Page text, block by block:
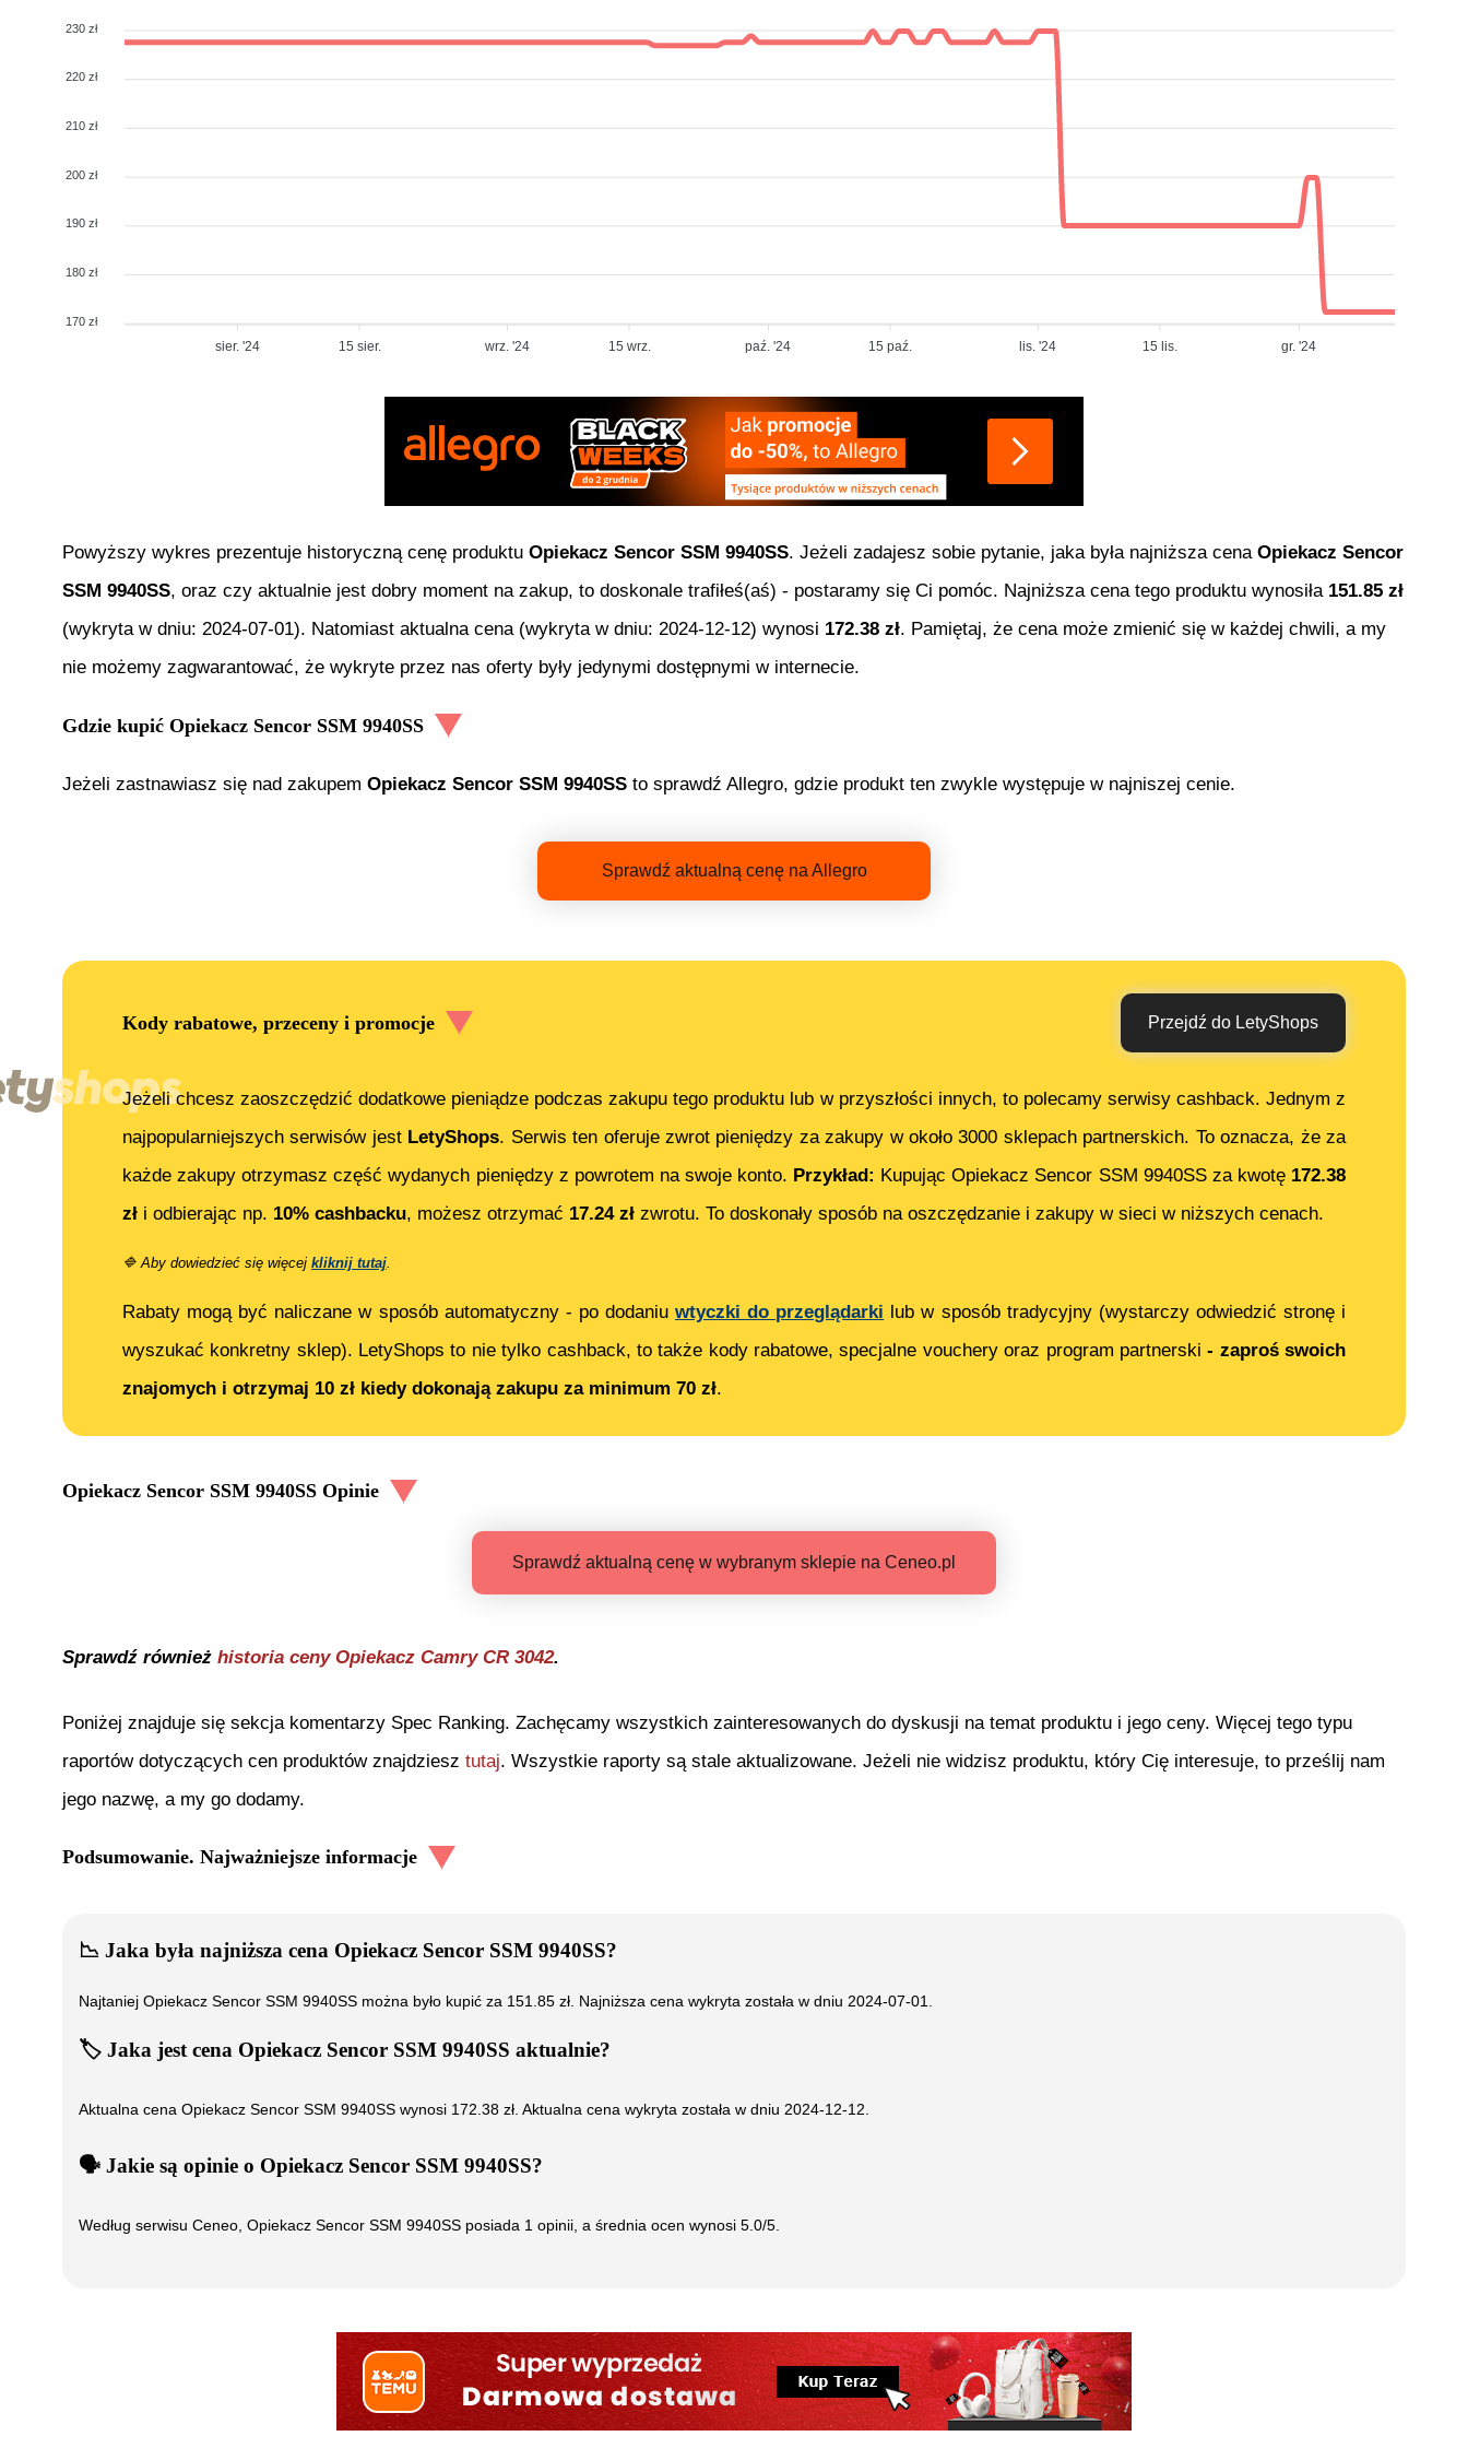
230 zł
220 zł
210 zł
200 zł
190 zł
180 zł
170 zł
sier. '24 15 sier. wrz. '24 15 wrz. paź. '24 15 paź. lis. '24 15 lis. gr. '24
Powyższy wykres prezentuje historyczną cenę produktu Opiekacz Sencor SSM 9940SS. Jeżeli zadajesz sobie pytanie, jaka była najniższa cena Opiekacz Sencor
SSM 9940SS, oraz czy aktualnie jest dobry moment na zakup, to doskonale trafiłeś(aś) - postaramy się Ci pomóc. Najniższa cena tego produktu wynosiła 151.85 zł
(wykryta w dniu: 2024-07-01). Natomiast aktualna cena (wykryta w dniu: 2024-12-12) wynosi 172.38 zł. Pamiętaj, że cena może zmienić się w każdej chwili, a my
nie możemy zagwarantować, że wykryte przez nas oferty były jedynymi dostępnymi w internecie.
Gdzie kupić Opiekacz Sencor SSM 9940SS
Jeżeli zastnawiasz się nad zakupem Opiekacz Sencor SSM 9940SS to sprawdź Allegro, gdzie produkt ten zwykle występuje w najniszej cenie.
Sprawdź aktualną cenę na Allegro
Kody rabatowe, przeceny i promocje Przejdź do LetyShops
Jeżeli chcesz zaoszczędzić dodatkowe pieniądze podczas zakupu tego produktu lub w przyszłości innych, to polecamy serwisy cashback. Jednym z
najpopularniejszych serwisów jest LetyShops. Serwis ten oferuje zwrot pieniędzy za zakupy w około 3000 sklepach partnerskich. To oznacza, że za
każde zakupy otrzymasz część wydanych pieniędzy z powrotem na swoje konto. Przykład: KupującOpiekacz Sencor SSM 9940SSza kwotę 172.38
zł i odbierając np. 10% cashbacku, możesz otrzymać 17.24zł zwrotu. To doskonały sposób na oszczędzanie i zakupy w sieci w niższych cenach.
🔷 Aby dowiedzieć się więcej kliknij tutaj.
Rabaty mogą być naliczane w sposób automatyczny - po dodaniu wtyczki do przeglądarki lub w sposób tradycyjny (wystarczy odwiedzić stronę i
wyszukać konkretny sklep). LetyShops to nie tylko cashback, to także kody rabatowe, specjalne vouchery oraz program partnerski- zaproś swoich
znajomych i otrzymaj 10 zł kiedy dokonają zakupu za minimum 70 zł.
Opiekacz Sencor SSM 9940SS Opinie
Sprawdź aktualną cenę w wybranym sklepie na Ceneo.pl
Sprawdź również historia ceny Opiekacz Camry CR 3042.
Poniżej znajduje się sekcja komentarzy Spec Ranking. Zachęcamy wszystkich zainteresowanych do dyskusji na temat produktu i jego ceny. Więcej tego typu
raportów dotyczących cen produktów znajdziesz tutaj. Wszystkie raporty są stale aktualizowane. Jeżeli nie widzisz produktu, który Cię interesuje, to prześlij nam
jego nazwę, a my go dodamy.
Podsumowanie. Najważniejsze informacje
📉 Jaka była najniższa cena Opiekacz Sencor SSM 9940SS?
Najtaniej Opiekacz Sencor SSM 9940SS można było kupić za 151.85 zł. Najniższa cena wykryta została w dniu 2024-07-01.
🏷️ Jaka jest cena Opiekacz Sencor SSM 9940SS aktualnie?
Aktualna cena Opiekacz Sencor SSM 9940SS wynosi 172.38 zł. Aktualna cena wykryta została w dniu 2024-12-12
🗣️ ️ Jakie są opinie o Opiekacz Sencor SSM 9940SS?
Według serwisu Ceneo, Opiekacz Sencor SSM 9940SS posiada 1 opinii, a średnia ocen wynosi 5.0/5.